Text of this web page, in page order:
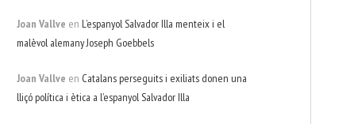
Joan Vallve en L’espanyol Salvador Illa menteix i el
malèvol alemany Joseph Goebbels
Joan Vallve en Catalans perseguits i exiliats donen una
lliçó política i ètica a l’espanyol Salvador Illa